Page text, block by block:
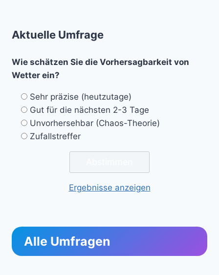
Aktuelle Umfrage
Wie schätzen Sie die Vorhersagbarkeit von
Wetter ein?
Sehr präzise (heutzutage)
Gut für die nächsten 2-3 Tage
Unvorhersehbar (Chaos-Theorie)
Zufallstreffer
Ergebnisse anzeigen
Alle Umfragen